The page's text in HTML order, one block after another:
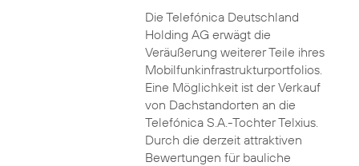
Die Telefónica Deutschland
Holding AG erwägt die
Veräußerung weiterer Teile ihres
Mobilfunkinfrastrukturportfolios.
Eine Möglichkeit ist der Verkauf
von Dachstandorten an die
Telefónica S.A.-Tochter Telxius.
Durch die derzeit attraktiven
Bewertungen für bauliche